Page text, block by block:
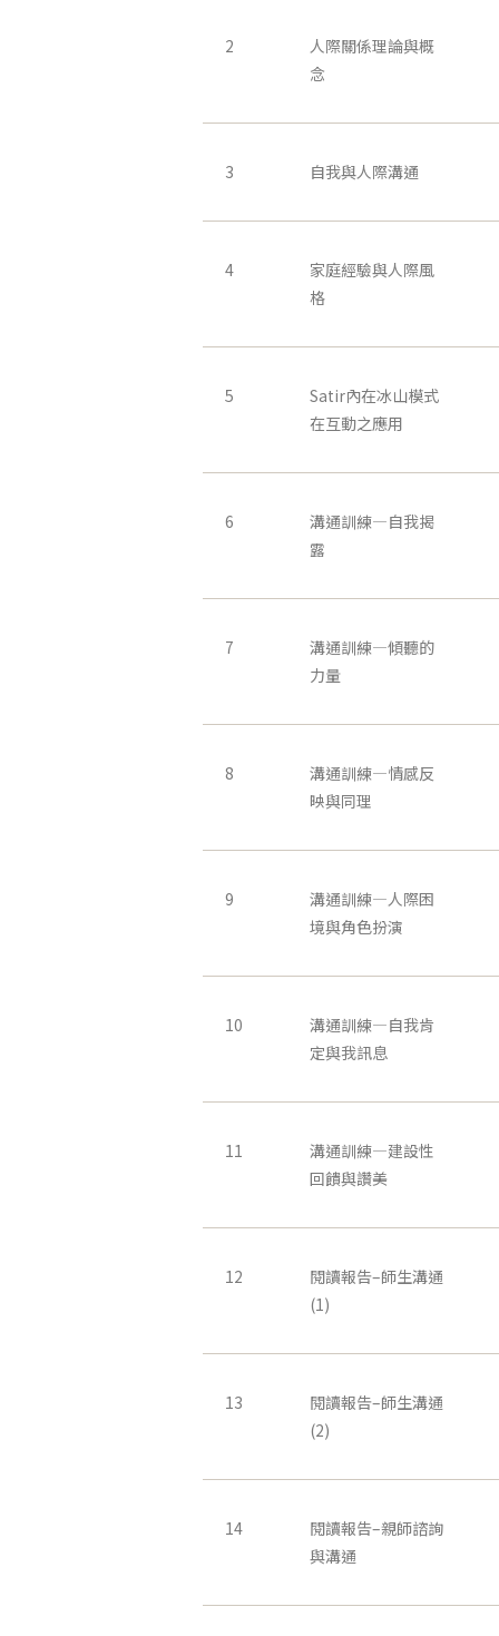
2
人際關係理論與概
念
3 自我與人際溝通
4
家庭經驗與人際風
格
5
Satir內在冰山模式
在互動之應用
6
溝通訓練—自我揭
露
7
溝通訓練—傾聽的
力量
8
溝通訓練—情感反
映與同理
9
溝通訓練—人際困
境與角色扮演
10
溝通訓練—自我肯
定與我訊息
11
溝通訓練—建設性
回饋與讚美
12
閱讀報告–師生溝通
(1)
13
閱讀報告–師生溝通
(2)
14
閱讀報告–親師諮詢
與溝通